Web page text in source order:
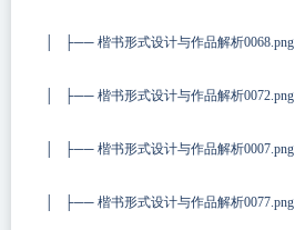
│ ├── 楷书形式设计与作品解析0068.png
│ ├── 楷书形式设计与作品解析0072.png
│ ├── 楷书形式设计与作品解析0007.png
│ ├── 楷书形式设计与作品解析0077.png